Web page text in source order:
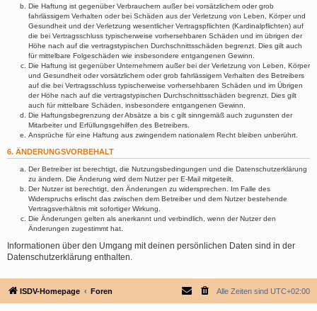
Die Haftung ist gegenüber Verbrauchern außer bei vorsätzlichem oder grob
fahrlässigem Verhalten oder bei Schäden aus der Verletzung von Leben, Körper und
Gesundheit und der Verletzung wesentlicher Vertragspflichten (Kardinalpflichten) auf
die bei Vertragsschluss typischerweise vorhersehbaren Schäden und im übrigen der
Höhe nach auf die vertragstypischen Durchschnittsschäden begrenzt. Dies gilt auch
für mittelbare Folgeschäden wie insbesondere entgangenen Gewinn.
Die Haftung ist gegenüber Unternehmern außer bei der Verletzung von Leben, Körper
und Gesundheit oder vorsätzlichem oder grob fahrlässigem Verhalten des Betreibers
auf die bei Vertragsschluss typischerweise vorhersehbaren Schäden und im Übrigen
der Höhe nach auf die vertragstypischen Durchschnittsschäden begrenzt. Dies gilt
auch für mittelbare Schäden, insbesondere entgangenen Gewinn.
Die Haftungsbegrenzung der Absätze a bis c gilt sinngemäß auch zugunsten der
Mitarbeiter und Erfüllungsgehilfen des Betreibers.
Ansprüche für eine Haftung aus zwingendem nationalem Recht bleiben unberührt.
6. ÄNDERUNGSVORBEHALT
Der Betreiber ist berechtigt, die Nutzungsbedingungen und die Datenschutzerklärung
zu ändern. Die Änderung wird dem Nutzer per E-Mail mitgeteilt.
Der Nutzer ist berechtigt, den Änderungen zu widersprechen. Im Falle des
Widerspruchs erlischt das zwischen dem Betreiber und dem Nutzer bestehende
Vertragsverhältnis mit sofortiger Wirkung.
Die Änderungen gelten als anerkannt und verbindlich, wenn der Nutzer den
Änderungen zugestimmt hat.
Informationen über den Umgang mit deinen persönlichen Daten sind in der
Datenschutzerklärung enthalten.
ISDV-Homepage Foren Alle Zeiten sind UTC+02:00